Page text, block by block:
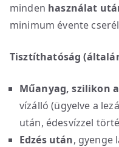
minden használat
minimum évente
Tisztíthatóság
Műanyag, szilikon
vízálló (ügyelve a
után, édesvízzel
Edzés után, gyenge